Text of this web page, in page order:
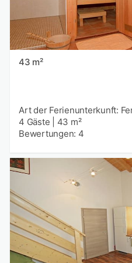
43 m²
Art der Ferienunterkunft:
4 Gäste
43 m²
Bewertungen: 4